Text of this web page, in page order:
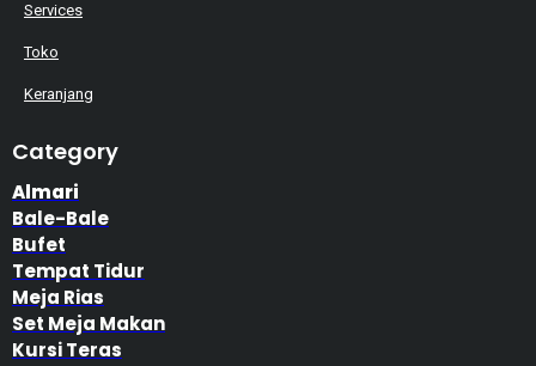
Services
Toko
Keranjang
Category
Almari
Bale-Bale
Bufet
Tempat Tidur
Meja Rias
Set Meja Makan
Kursi Teras